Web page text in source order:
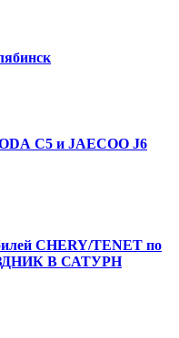
C5 и JAECOO J6
CHERY/TENET по
В САТУРН